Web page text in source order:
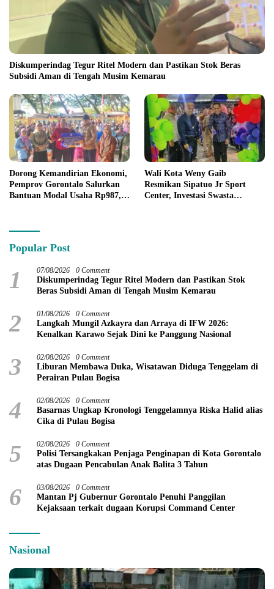
Diskumperindag Tegur Ritel Modern dan Pastikan Stok Beras
Subsidi Aman di Tengah Musim Kemarau
Dorong Kemandirian Ekonomi,
Pemprov Gorontalo Salurkan
Bantuan Modal Usaha Rp987,5
Wali Kota Weny Gaib
Resmikan Sipatuo Jr Sport
Center, Investasi Swasta
Popular Post
1 07/08/2026 0 Comment
Diskumperindag Tegur Ritel Modern dan Pastikan Stok
Beras Subsidi Aman di Tengah Musim Kemarau
2 01/08/2026 0 Comment
Langkah Mungil Azkayra dan Arraya di IFW 2026:
Kenalkan Karawo Sejak Dini ke Panggung Nasional
3 02/08/2026 0 Comment
Liburan Membawa Duka, Wisatawan Diduga Tenggelam di
Perairan Pulau Bogisa
4 02/08/2026 0 Comment
Basarnas Ungkap Kronologi Tenggelamnya Riska Halid alias
Cika di Pulau Bogisa
5 02/08/2026 0 Comment
Polisi Tersangkakan Penjaga Penginapan di Kota Gorontalo
atas Dugaan Pencabulan Anak Balita 3 Tahun
6 03/08/2026 0 Comment
Mantan Pj Gubernur Gorontalo Penuhi Panggilan
Kejaksaan terkait dugaan Korupsi Command Center
Nasional